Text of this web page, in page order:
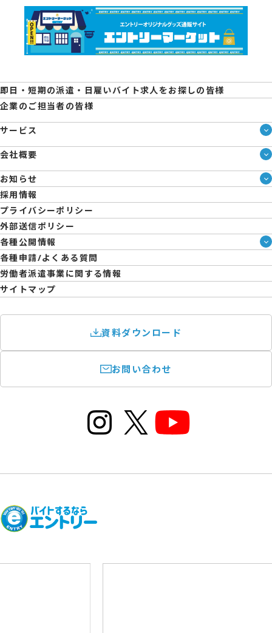
即日・短期の派遣・日雇いバイト求人をお探しの皆様
企業のご担当者の皆様
サービス
サービス一覧
即日・単発のバイト探しは「スマジョブ」
シェアジョブ農業
エントリーマーケット
会社概要
会社概要
メディア情報
人材派遣について
コーポレートガバナンス
拠点一覧
日雇派遣の原則禁止について
エントリーのサポートについて
お知らせ
ブログ
企業様向けお役立ちブログ
採用情報
プライバシーポリシー
外部送信ポリシー
各種公開情報
ハラスメント防止・対策方針
育児休業取得率および職場復帰率報告書
各種申請/よくある質問
労働者派遣事業に関する情報
サイトマップ
資料ダウンロード
お問い合わせ